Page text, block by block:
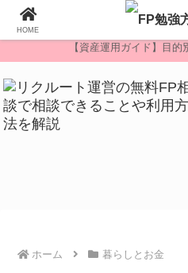
【資産運用ガイド】目的
ホーム 暮らしとお金
HOME